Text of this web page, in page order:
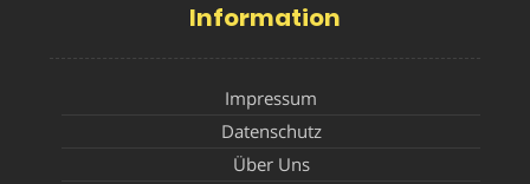
Information
Impressum
Datenschutz
Über Uns